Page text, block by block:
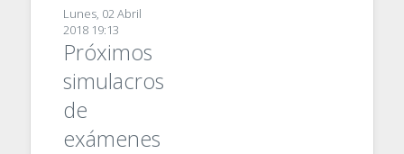
Lunes, 02 Abril
2018 19:13
Próximos
simulacros
de
exámenes